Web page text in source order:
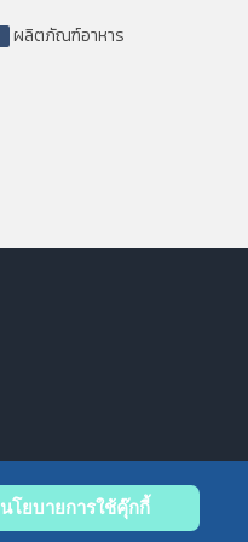
ผลิตภัณฑ์อาหาร
นโยบายการใช้คุ๊กกี้